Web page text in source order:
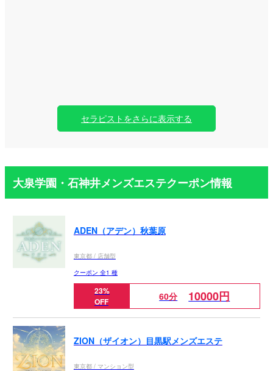
セラピストをさらに表示する
大泉学園・石神井メンズエステクーポン情報
ADEN（アデン）秋葉原
東京都 / 店舗型
クーポン 全1 種
23%
OFF
60分 10000円
ZION（ザイオン）目黒駅メンズエステ
東京都 / マンション型